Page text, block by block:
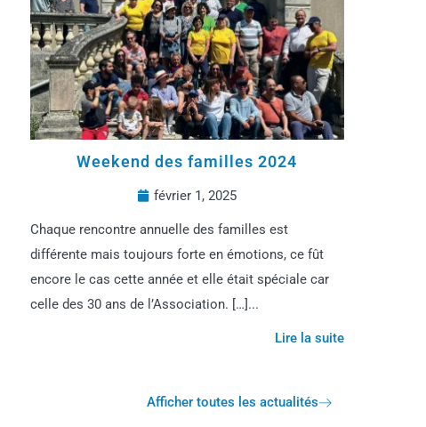
Weekend des familles 2024
février 1, 2025
Chaque rencontre annuelle des familles est
différente mais toujours forte en émotions, ce fût
encore le cas cette année et elle était spéciale car
celle des 30 ans de l’Association. […]...
Lire la suite
Afficher toutes les actualités